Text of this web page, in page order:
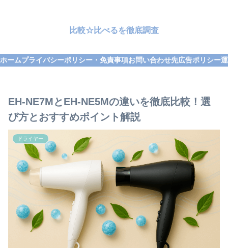
比較☆比べるを徹底調査
ホームプライバシーポリシー・免責事項お問い合わせ先広告ポリシー
EH-NE7MとEH-NE5Mの違いを徹底比較！選
び方とおすすめポイント解説
ドライヤー